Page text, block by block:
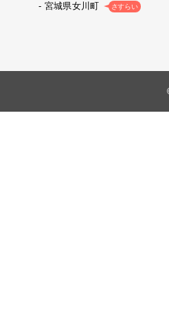
宮城県女川町 さすらい